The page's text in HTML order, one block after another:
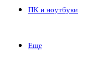
ПК и ноутбуки
Еще